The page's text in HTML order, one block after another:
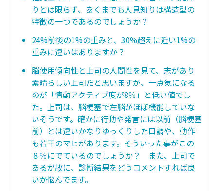
りとは限らず、あくまでも人見知りは構造型の
特徴の一つであるのでしょうか？
24%前後の1%の重みと、30%超えに近い1%の
重みに違いはありますか？
脳使用傾向性と上司の人間性を見て、志があり
素晴らしい上司だと思いますが、一点気になる
のが「情動アクティブ度が8％」と低い値でし
た。上司は、脳梗塞で左脳がほぼ機能していな
いそうです。確かに行動や発言には以前（脳梗塞
前）とは違いかなりゆっくりした口調や、動作
も若干のマヒがあります。そういった事がこの
８％にでているのでしょうか？ また、上司で
あるが故に、診断結果をどうコメントすれば良
いか悩んでます。